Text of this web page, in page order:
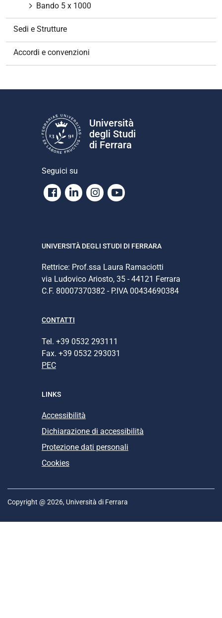
Bando 5 x 1000
Sedi e Strutture
Accordi e convenzioni
Università
degli Studi
di Ferrara
Seguici su
Facebook
LinkedinInstagram
Youtube
UNIVERSITÀ DEGLI STUDI DI FERRARA
Rettrice: Prof.ssa Laura Ramaciotti
via Ludovico Ariosto, 35 - 44121 Ferrara
C.F. 80007370382 - P.IVA 00434690384
CONTATTI
Tel. +39 0532 293111
Fax. +39 0532 293031
PEC
LINKS
Accessibilità
Dichiarazione di accessibilità
Protezione dati personali
Cookies
Copyright @ 2026, Università di Ferrara